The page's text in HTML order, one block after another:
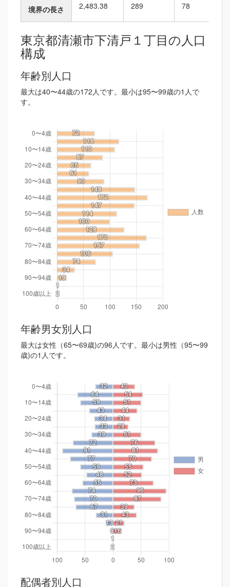
境界の長さ 2,483.38 289 78
東京都清瀬市下清戸１丁目の人口
構成
年齢別人口
最大は40〜44歳の172人です。最小は95〜99歳の1人で
す。
年齢男女別人口
最大は女性（65〜69歳)の96人です。最小は男性（95〜99
歳)の1人です。
配偶者別人口